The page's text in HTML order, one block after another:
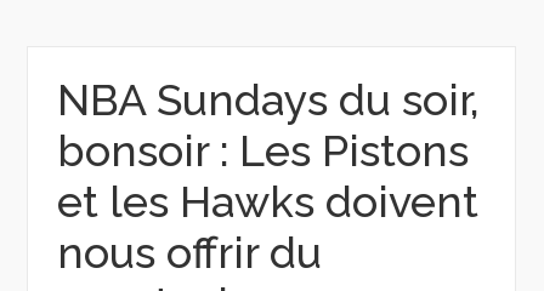
NBA Sundays du soir,
bonsoir : Les Pistons
et les Hawks doivent
nous offrir du